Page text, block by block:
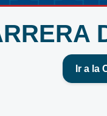
Ir a la